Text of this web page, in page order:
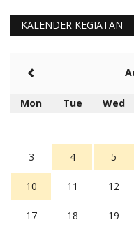
5 tahun Yang lalu
Rambu
Berita Polres
5 tahun Yang lalu
KALENDER KEGIATAN
Mon Tue Wed
3 4 5
10 11 12
17 18 19